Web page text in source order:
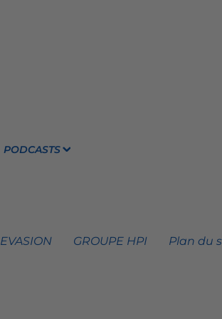
PODCASTS
GROUPE HPI Plan du